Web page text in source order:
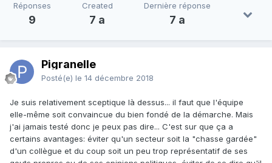
Réponses
9
Created
7 a
Dernière réponse
7 a
Pigranelle
Posté(e) le 14 décembre 2018
Je suis relativement sceptique là dessus... il faut que l'équipe
elle-même soit convaincue du bien fondé de la démarche. Mais
j'ai jamais testé donc je peux pas dire... C'est sur que ça a
certains avantages: éviter qu'un secteur soit la "chasse gardée"
d'un collègue et du coup soit un peu trop représentatif de ses